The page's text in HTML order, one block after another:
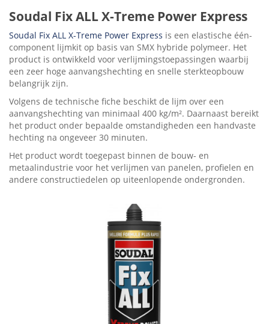
Soudal Fix ALL X-Treme Power Express
Soudal Fix ALL X-Treme Power Express is een elastische één-
component lijmkit op basis van SMX hybride polymeer. Het
product is ontwikkeld voor verlijmingstoepassingen waarbij
een zeer hoge aanvangshechting en snelle sterkteopbouw
belangrijk zijn.
Volgens de technische fiche beschikt de lijm over een
aanvangshechting van minimaal 400 kg/m². Daarnaast bereikt
het product onder bepaalde omstandigheden een handvaste
hechting na ongeveer 30 minuten.
Het product wordt toegepast binnen de bouw- en
metaalindustrie voor het verlijmen van panelen, profielen en
andere constructiedelen op uiteenlopende ondergronden.